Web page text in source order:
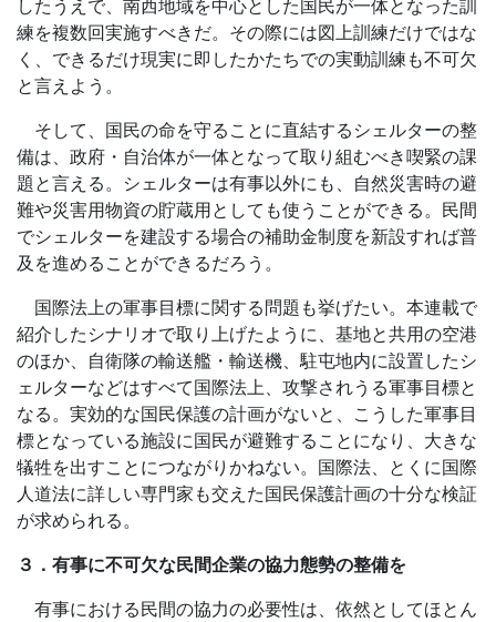
したうえで、南西地域を中心とした国民が一体となった訓
練を複数回実施すべきだ。その際には図上訓練だけではな
く、できるだけ現実に即したかたちでの実動訓練も不可欠
と言えよう。
そして、国民の命を守ることに直結するシェルターの整
備は、政府・自治体が一体となって取り組むべき喫緊の課
題と言える。シェルターは有事以外にも、自然災害時の避
難や災害用物資の貯蔵用としても使うことができる。民間
でシェルターを建設する場合の補助金制度を新設すれば普
及を進めることができるだろう。
国際法上の軍事目標に関する問題も挙げたい。本連載で
紹介したシナリオで取り上げたように、基地と共用の空港
のほか、自衛隊の輸送艦・輸送機、駐屯地内に設置したシ
ェルターなどはすべて国際法上、攻撃されうる軍事目標と
なる。実効的な国民保護の計画がないと、こうした軍事目
標となっている施設に国民が避難することになり、大きな
犠牲を出すことにつながりかねない。国際法、とくに国際
人道法に詳しい専門家も交えた国民保護計画の十分な検証
が求められる。
３．有事に不可欠な民間企業の協力態勢の整備を
有事における民間の協力の必要性は、依然としてほとん